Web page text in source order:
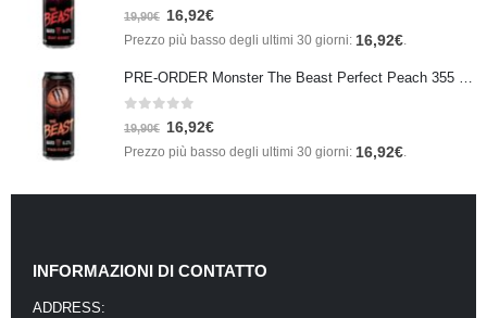
Su 5
19,90€ 16,92€
Prezzo più basso degli ultimi 30 giorni: 16,92€.
Su 5
19,90€ 16,92€
Prezzo più basso degli ultimi 30 giorni: 16,92€.
INFORMAZIONI DI CONTATTO
ADDRESS: